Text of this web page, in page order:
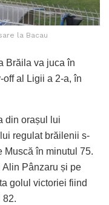
la Bacau
Brăila va juca în
al Ligii a 2-a, în
din orașul lui
regulat brăilenii s-
Muscă în minutul 75.
Pânzaru și pe
golul victoriei fiind
82.